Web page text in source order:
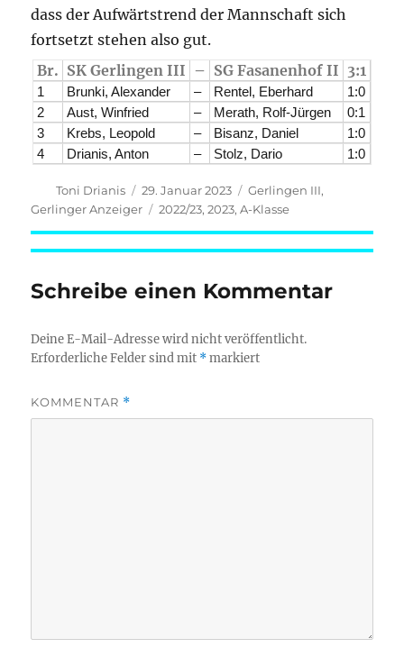
dass der Aufwärtstrend der Mannschaft sich
fortsetzt stehen also gut.
Br. SK Gerlingen III – SG Fasanenhof II 3:1
1 Brunki, Alexander – Rentel, Eberhard
1:0
2
Aust, Winfried – Merath, Rolf-Jürgen
0:1
3
Krebs, Leopold – Bisanz, Daniel
1:0
4
Drianis, Anton – Stolz, Dario 1:0
Autor
Toni Drianis
Veröffentlicht
am
29. Januar 2023 Kategorien
Gerlingen III,
Gerlinger Anzeiger
Schlagwörter
2022/23,2023,A-Klasse
Schreibe einen Kommentar
Deine E-Mail-Adresse wird nicht veröffentlicht.
Erforderliche Felder sind mit *markiert
KOMMENTAR *